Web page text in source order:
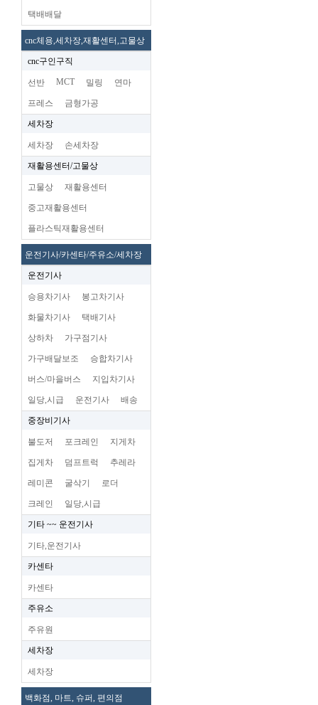
택배배달
cnc체용,세차장,재활센터,고물상
cnc구인구직
선반 MCT 밀링 연마
프레스 금형가공
세차장
세차장 손세차장
재활용센터/고물상
고물상 재활용센터
중고재활용센터
플라스틱재활용센터
운전기사/카센타/주유소/세차장
운전기사
승용차기사 봉고차기사
화물차기사 택배기사
상하차 가구점기사
가구배달보조 승합차기사
버스/마을버스 지입차기사
일당,시급 운전기사 배송
중장비기사
불도저 포크레인 지게차
집게차 덤프트럭 추레라
레미콘 굴삭기 로더
크레인 일당,시급
기타 ~~ 운전기사
기타,운전기사
카센타
카센타
주유소
주유원
세차장
세차장
백화점, 마트, 슈퍼, 편의점